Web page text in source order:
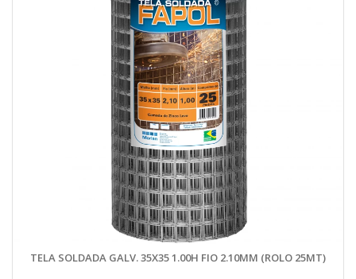
TELA SOLDADA GALV. 35X35 1.00H FIO 2.10MM (ROLO 25MT)